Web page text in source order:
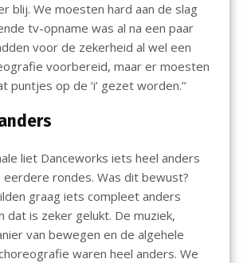
blij. We moesten hard aan de slag
tv-opname was al na een paar
voor de zekerheid al wel een
voorbereid, maar er moesten
puntjes op de ‘i’ gezet worden.’’
liet Danceworks iets heel anders
eerdere rondes. Was dit bewust?
graag iets compleet anders
dat is zeker gelukt. De muziek,
van bewegen en de algehele
waren heel anders. We